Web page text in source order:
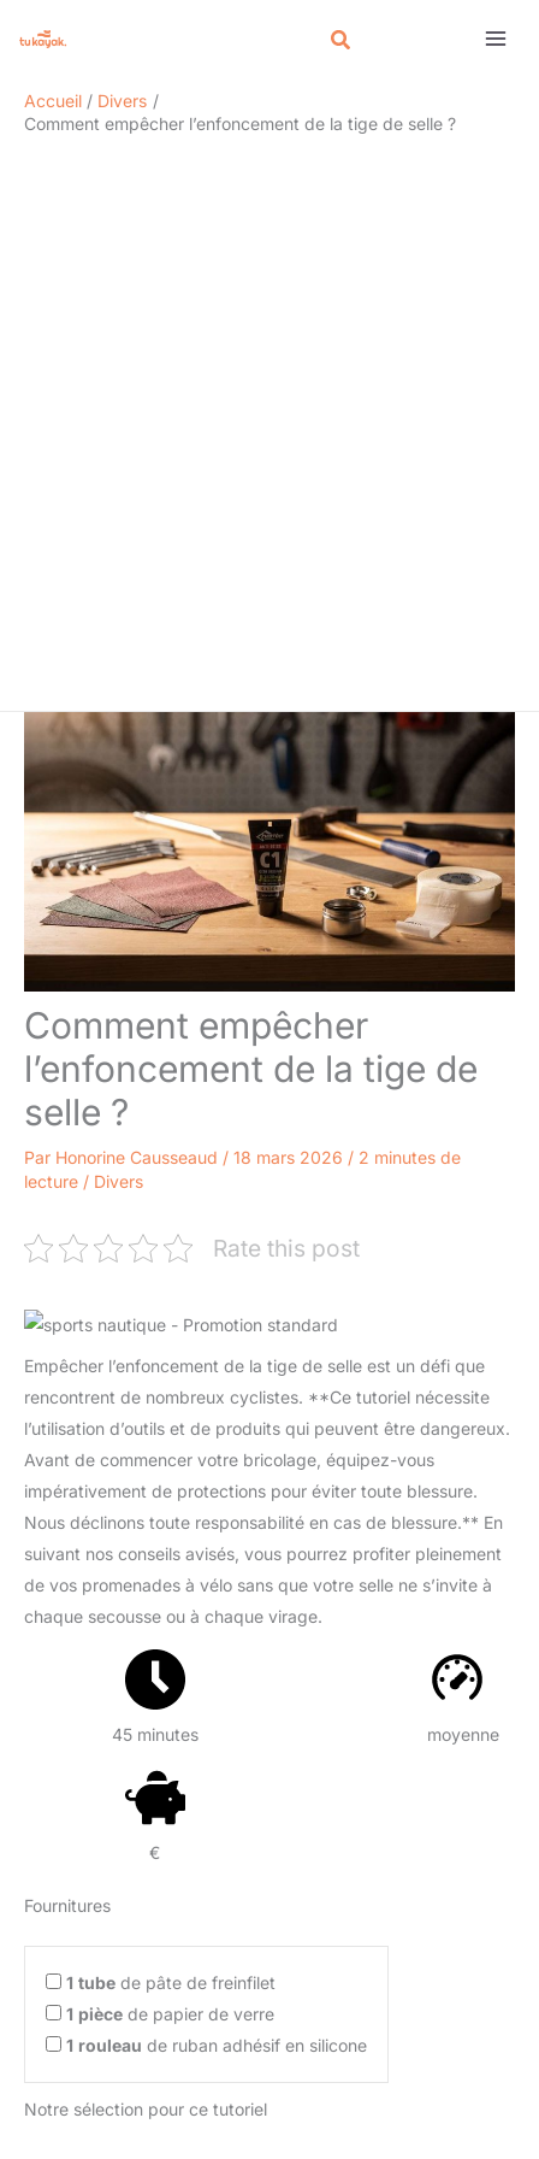
Accueil
Divers
Comment empêcher l’enfoncement de la tige de selle ?
Comment empêcher
l’enfoncement de la tige de
selle ?
Par Honorine Causseaud / 18 mars 2026 / 2 minutes de
lecture / Divers
Rate this post
Empêcher l’enfoncement de la tige de selle est un défi que
rencontrent de nombreux cyclistes. **Ce tutoriel nécessite
l’utilisation d’outils et de produits qui peuvent être dangereux.
Avant de commencer votre bricolage, équipez-vous
impérativement de protections pour éviter toute blessure.
Nous déclinons toute responsabilité en cas de blessure.** En
suivant nos conseils avisés, vous pourrez profiter pleinement
de vos promenades à vélo sans que votre selle ne s’invite à
chaque secousse ou à chaque virage.
45 minutes moyenne
€
Fournitures
1 tube de pâte de freinfilet
1 pièce de papier de verre
1 rouleau de ruban adhésif en silicone
Notre sélection pour ce tutoriel